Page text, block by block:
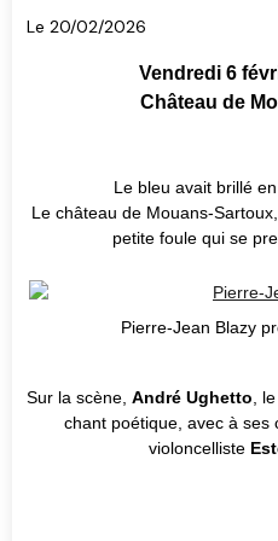
Le 20/02/2026
Vendredi 6
Château de
Le bleu avait brillé
Le château de Mouans-
petite foule qui se
Pierre-Jean Blazy
Sur la scène, André Ughetto ,
chant poétique, avec à ses
violoncelliste